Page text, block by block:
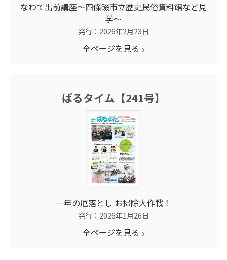
なわて出前講座～四條畷市立歴史民俗資料館など見
学～
発行：2026年2月23日
全ページを見る
ぱるタイム【241号】
一年の厄落とし お掃除大作戦！
発行：2026年1月26日
全ページを見る